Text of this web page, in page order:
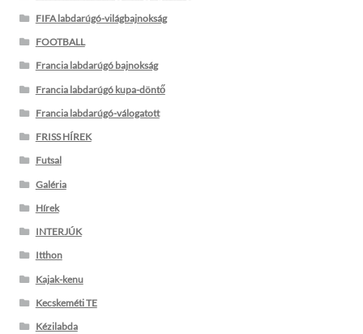
FIFA labdarúgó-világbajnokság
FOOTBALL
Francia labdarúgó bajnokság
Francia labdarúgó kupa-döntő
Francia labdarúgó-válogatott
FRISS HÍREK
Futsal
Galéria
Hírek
INTERJÚK
Itthon
Kajak-kenu
Kecskeméti TE
Kézilabda